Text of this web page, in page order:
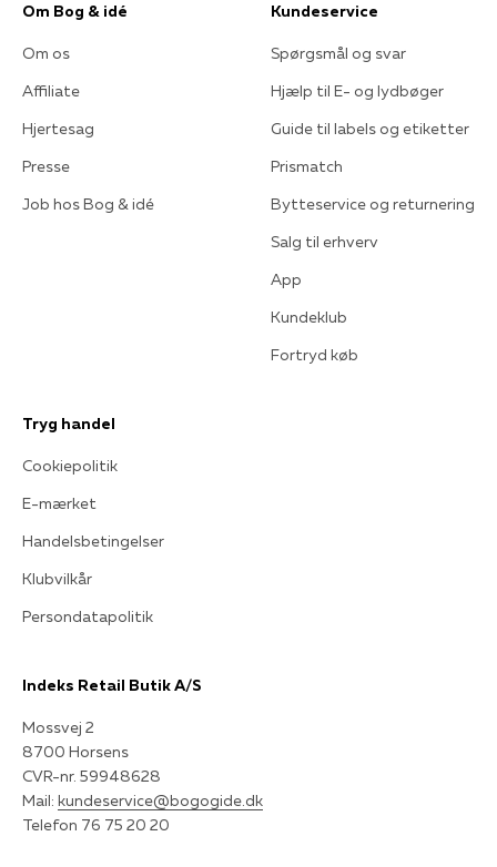
Om Bog & idé
Om os
Affiliate
Hjertesag
Presse
Job hos Bog & idé
Kundeservice
Spørgsmål og svar
Hjælp til E- og lydbøger
Guide til labels og etiketter
Prismatch
Bytteservice og returnering
Salg til erhverv
App
Kundeklub
Fortryd køb
Tryg handel
Cookiepolitik
E-mærket
Handelsbetingelser
Klubvilkår
Persondatapolitik
Indeks Retail Butik A/S
Mossvej 2
8700 Horsens
CVR-nr. 59948628
Mail: kundeservice@bogogide.dk
Telefon 76 75 20 20